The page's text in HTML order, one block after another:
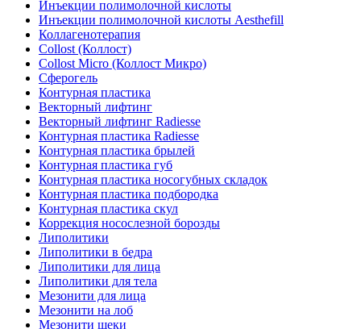
Инъекции полимолочной кислоты
Инъекции полимолочной кислоты Aesthefill
Коллагенотерапия
Collost (Коллост)
Collost Micro (Коллост Микро)
Сферогель
Контурная пластика
Векторный лифтинг
Векторный лифтинг Radiesse
Контурная пластика Radiesse
Контурная пластика брылей
Контурная пластика губ
Контурная пластика носогубных складок
Контурная пластика подбородка
Контурная пластика скул
Коррекция носослезной борозды
Липолитики
Липолитики в бедра
Липолитики для лица
Липолитики для тела
Мезонити для лица
Мезонити на лоб
Мезонити щеки